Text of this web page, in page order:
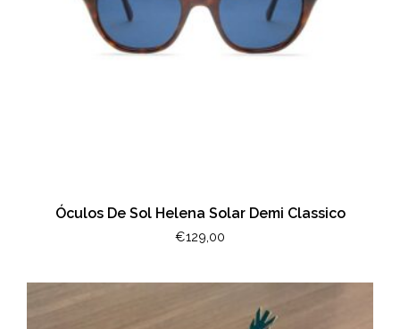
Óculos De Sol Helena Solar Demi Classico
€129,00